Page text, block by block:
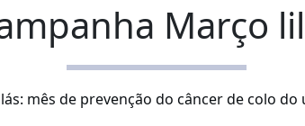
Março
mês de prevenção do câncer de colo do